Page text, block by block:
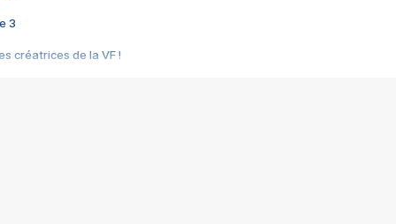
3
créatrices de la VF !